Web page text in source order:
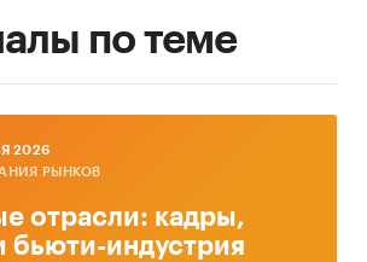
по теме
2026
РЫНКОВ
отрасли: кадры,
бьюти-индустрия